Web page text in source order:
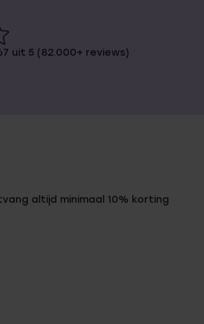
uit 5 (82.000+ reviews)
altijd minimaal 10% korting